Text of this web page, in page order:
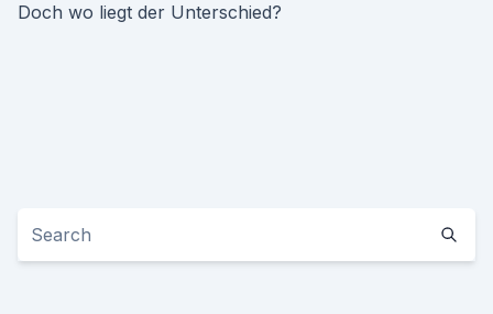
Doch wo liegt der Unterschied?